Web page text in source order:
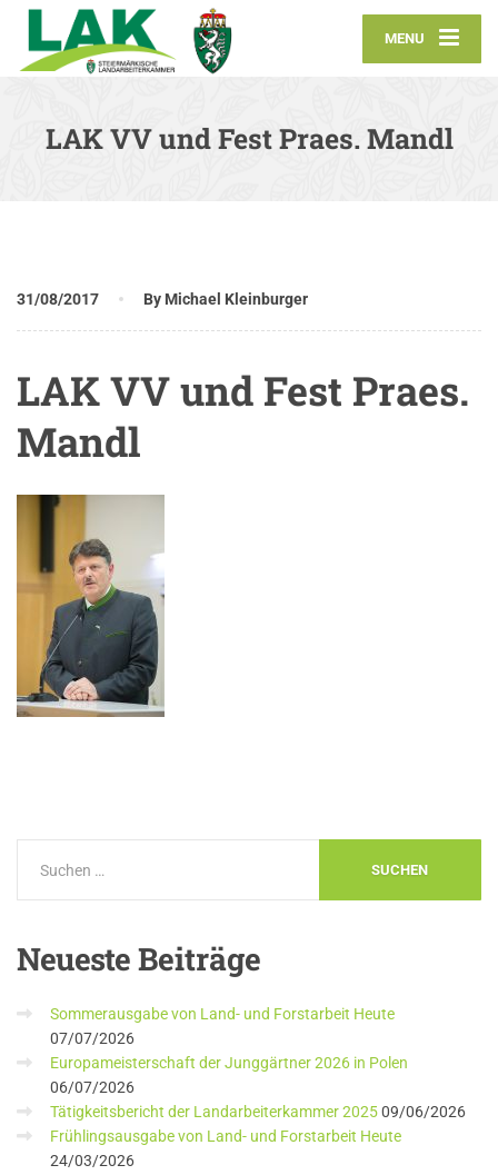
MENU
LAK VV und Fest Praes. Mandl
31/08/2017 By Michael Kleinburger
LAK VV und Fest Praes.
Mandl
NeuesteBeiträge
Sommerausgabe von Land- und Forstarbeit Heute
07/07/2026
Europameisterschaft der Junggärtner 2026 in Polen
06/07/2026
Tätigkeitsbericht der Landarbeiterkammer 202509/06/2026
Frühlingsausgabe von Land- und Forstarbeit Heute
24/03/2026